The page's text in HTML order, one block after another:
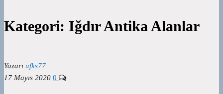
Kategori: Iğdır Antika Alanlar
Yazarı ufks77
17 Mayıs 2020 0